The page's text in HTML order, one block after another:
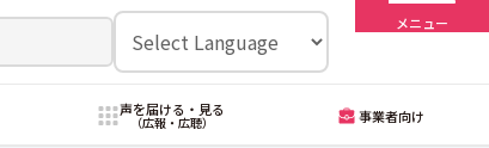
メニュー
声を届ける・見る
（広報・広聴） 事業者向け